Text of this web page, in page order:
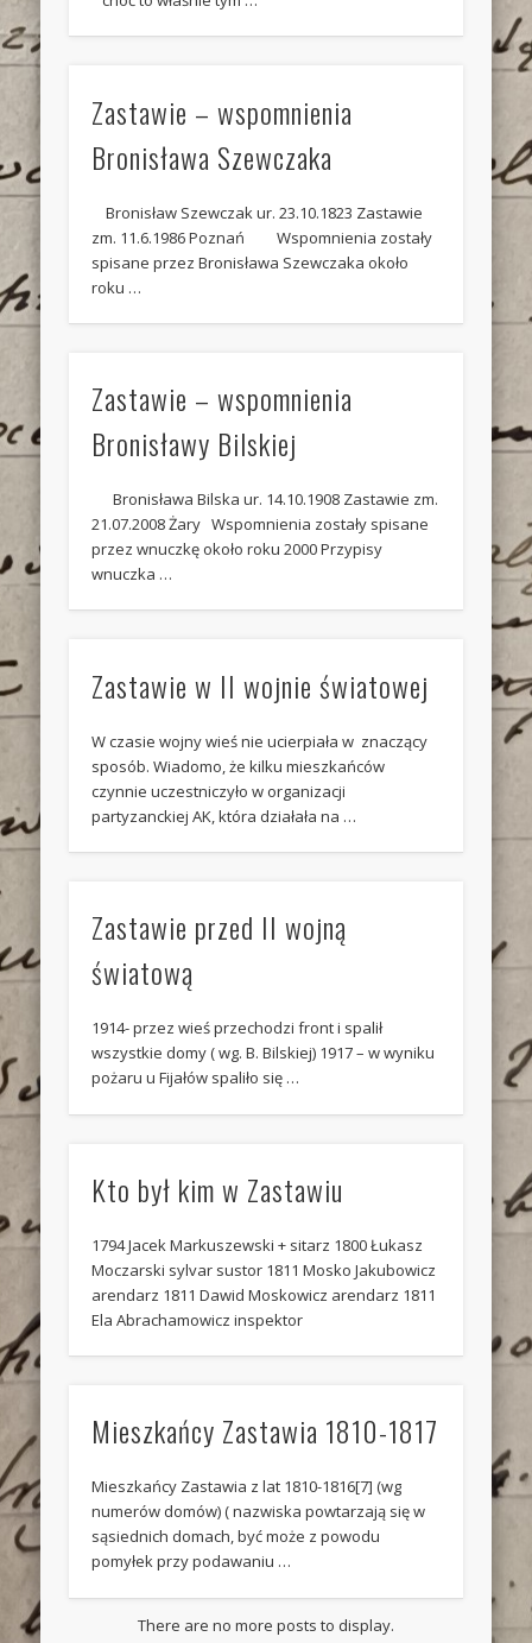
Zastawie – wspomnienia
Bronisława Szewczaka
Bronisław Szewczak ur. 23.10.1823 Zastawie
zm. 11.6.1986 Poznań Wspomnienia zostały
spisane przez Bronisława Szewczaka około
roku …
Zastawie – wspomnienia
Bronisławy Bilskiej
Bronisława Bilska ur. 14.10.1908 Zastawie zm.
21.07.2008 Żary Wspomnienia zostały spisane
przez wnuczkę około roku 2000 Przypisy
wnuczka …
Zastawie w II wojnie światowej
W czasie wojny wieś nie ucierpiała w znaczący
sposób. Wiadomo, że kilku mieszkańców
czynnie uczestniczyło w organizacji
partyzanckiej AK, która działała na …
Zastawie przed II wojną
światową
1914- przez wieś przechodzi front i spalił
wszystkie domy ( wg. B. Bilskiej) 1917 – w wyniku
pożaru u Fijałów spaliło się …
Kto był kim w Zastawiu
1794 Jacek Markuszewski + sitarz 1800 Łukasz
Moczarski sylvar sustor 1811 Mosko Jakubowicz
arendarz 1811 Dawid Moskowicz arendarz 1811
Ela Abrachamowicz inspektor
Mieszkańcy Zastawia 1810-1817
Mieszkańcy Zastawia z lat 1810-1816[7] (wg
numerów domów) ( nazwiska powtarzają się w
sąsiednich domach, być może z powodu
pomyłek przy podawaniu …
There are no more posts to display.